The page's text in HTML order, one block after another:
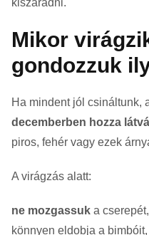
Mikor
gondozzuk
Ha mindent jól csináltunk,
decemberben hozza
piros, fehér vagy ezek
A virágzás alatt:
ne mozgassuk a
könnyen eldobja a bimbóit,